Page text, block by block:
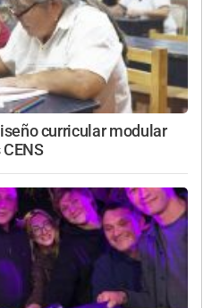
curricular modular